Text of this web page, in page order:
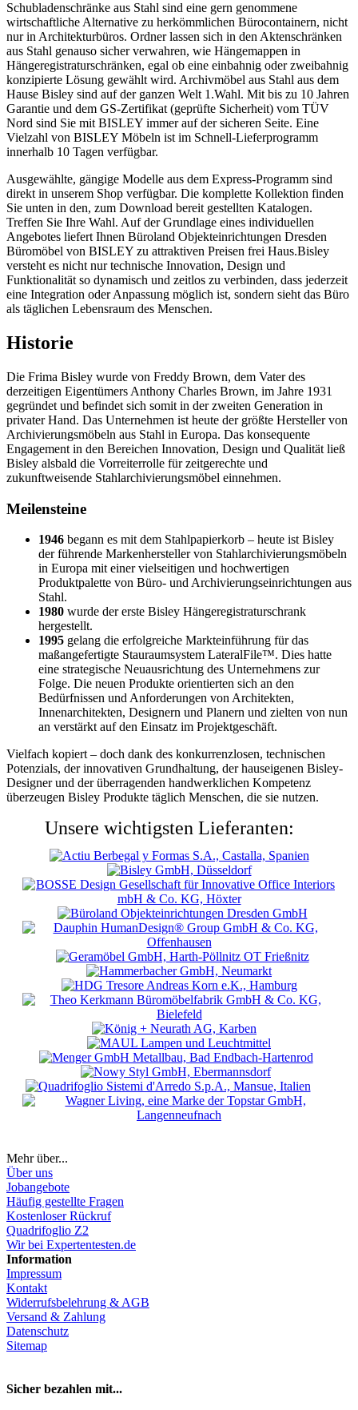
Schubladenschränke aus Stahl sind eine gern genommene
wirtschaftliche Alternative zu herkömmlichen Bürocontainern, nicht
nur in Architekturbüros. Ordner lassen sich in den Aktenschränken
aus Stahl genauso sicher verwahren, wie Hängemappen in
Hängeregistraturschränken, egal ob eine einbahnig oder zweibahnig
konzipierte Lösung gewählt wird. Archivmöbel aus Stahl aus dem
Hause Bisley sind auf der ganzen Welt 1.Wahl. Mit bis zu 10 Jahren
Garantie und dem GS-Zertifikat (geprüfte Sicherheit) vom TÜV
Nord sind Sie mit BISLEY immer auf der sicheren Seite. Eine
Vielzahl von BISLEY Möbeln ist im Schnell-Lieferprogramm
innerhalb 10 Tagen verfügbar.
Ausgewählte, gängige Modelle aus dem Express-Programm sind
direkt in unserem Shop verfügbar. Die komplette Kollektion finden
Sie unten in den, zum Download bereit gestellten Katalogen.
Treffen Sie Ihre Wahl. Auf der Grundlage eines individuellen
Angebotes liefert Ihnen Büroland Objekteinrichtungen Dresden
Büromöbel von BISLEY zu attraktiven Preisen frei Haus.Bisley
versteht es nicht nur technische Innovation, Design und
Funktionalität so dynamisch und zeitlos zu verbinden, dass jederzeit
eine Integration oder Anpassung möglich ist, sondern sieht das Büro
als täglichen Lebensraum des Menschen.
Historie
Die Frima Bisley wurde von Freddy Brown, dem Vater des
derzeitigen Eigentümers Anthony Charles Brown, im Jahre 1931
gegründet und befindet sich somit in der zweiten Generation in
privater Hand. Das Unternehmen ist heute der größte Hersteller von
Archivierungsmöbeln aus Stahl in Europa. Das konsequente
Engagement in den Bereichen Innovation, Design und Qualität ließ
Bisley alsbald die Vorreiterrolle für zeitgerechte und
zukunftweisende Stahlarchivierungsmöbel einnehmen.
Meilensteine
1946 begann es mit dem Stahlpapierkorb – heute ist Bisley
der führende Markenhersteller von Stahlarchivierungsmöbeln
in Europa mit einer vielseitigen und hochwertigen
Produktpalette von Büro- und Archivierungseinrichtungen aus
Stahl.
1980 wurde der erste Bisley Hängeregistraturschrank
hergestellt.
1995 gelang die erfolgreiche Markteinführung für das
maßangefertigte Stauraumsystem LateralFile™. Dies hatte
eine strategische Neuausrichtung des Unternehmens zur
Folge. Die neuen Produkte orientierten sich an den
Bedürfnissen und Anforderungen von Architekten,
Innenarchitekten, Designern und Planern und zielten von nun
an verstärkt auf den Einsatz im Projektgeschäft.
Vielfach kopiert – doch dank des konkurrenzlosen, technischen
Potenzials, der innovativen Grundhaltung, der hauseigenen Bisley-
Designer und der überragenden handwerklichen Kompetenz
überzeugen Bisley Produkte täglich Menschen, die sie nutzen.
Unsere wichtigsten Lieferanten:
Mehr über...
Über uns
Jobangebote
Häufig gestellte Fragen
Kostenloser Rückruf
Quadrifoglio Z2
Wir bei Expertentesten.de
Information
Impressum
Kontakt
Widerrufsbelehrung & AGB
Versand & Zahlung
Datenschutz
Sitemap
Sicher bezahlen mit...